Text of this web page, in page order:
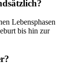
Lebensphasen
bis hin zur